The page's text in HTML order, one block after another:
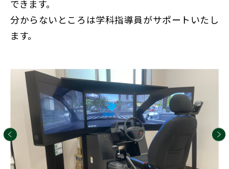
できます。
分からないところは学科指導員がサポートいたし
ます。